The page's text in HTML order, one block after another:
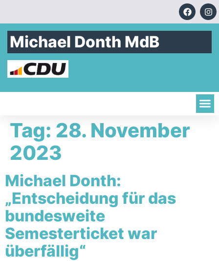
Michael Donth MdB
Tag: 28. November
2023
Michael Donth:
„Entscheidung für das
bundesweite
Semesterticket war
überfällig“